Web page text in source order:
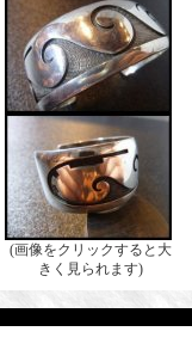
(画像をクリックすると大
きく見られます)